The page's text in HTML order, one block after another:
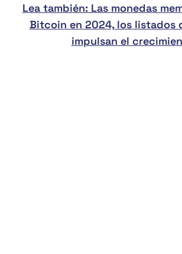
Lea también: Las monedas
Bitcoin en 2024, los listados
impulsan el